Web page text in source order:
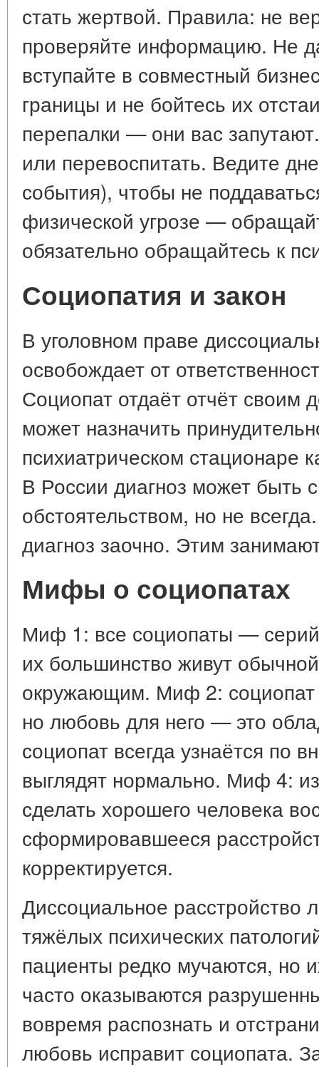
стать жертвой. Правила: не
проверяйте информацию. Не
вступайте в совместный
границы и не бойтесь их
перепалки — они вас
или перевоспитать. Ведите
события), чтобы не
физической угрозе —
обязательно обращайтесь к
Социопатия и закон
В уголовном праве
освобождает от
Социопат отдаёт отчёт своим
может назначить
психиатрическом стационаре
В России диагноз может быть
обстоятельством, но не
диагноз заочно. Этим
Мифы о социопатах
Миф 1: все социопаты —
их большинство живут
окружающим. Миф 2:
но любовь для него — это
социопат всегда узнаётся по
выглядят нормально. Миф 4:
сделать хорошего человека
сформировавшееся
корректируется.
Диссоциальное
тяжёлых психических
пациенты редко мучаются, но
часто оказываются
вовремя распознать и
любовь исправит социопата.